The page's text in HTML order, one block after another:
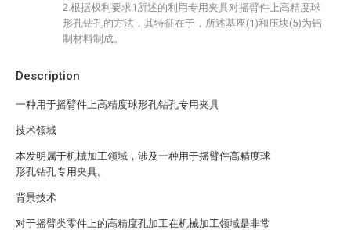
Description
一种用于摇臂件上高精度球形孔钻孔专用夹具
技术领域
本发明属于机械加工领域，涉及一种用于摇臂件高精度球
形孔钻孔专用夹具。
背景技术
对于摇臂类零件上的高精度孔加工在机械加工领域是非常
2.根据权利要求1所述的利用专用夹具对摇臂件上高精度球
形孔钻孔的方法，其特征在于，所述基座(1)和压块(5)为铝
制材料制成。